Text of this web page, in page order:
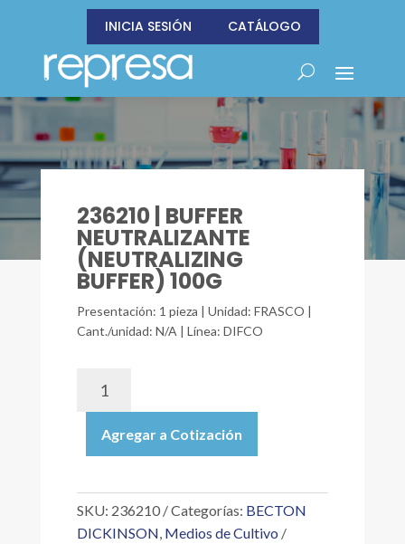
INICIA SESIÓN CATÁLOGO
236210 | BUFFER
NEUTRALIZANTE
(NEUTRALIZING
BUFFER) 100G
Presentación: 1 pieza | Unidad: FRASCO |
Cant./unidad: N/A | Línea: DIFCO
NEUTRALIZANTE
(NEUTRALIZING
100G
Agregar a Cotización
SKU: 236210 Categorías: BECTON
DICKINSON, Medios de Cultivo